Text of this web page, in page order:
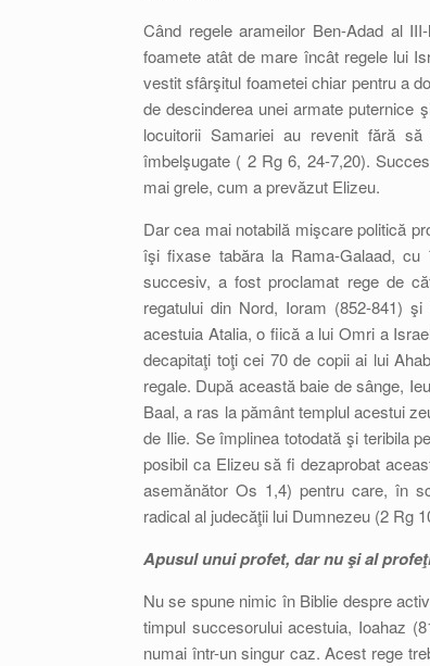
Când regele arameilor Ben-Adad al
foamete atât de mare încât regele lui
vestit sfârşitul foametei chiar pentru a
de descinderea unei armate puternice
locuitorii Samariei au revenit fără
îmbelşugate ( 2 Rg 6, 24-7,20).
mai grele, cum a prevăzut Elizeu.
Dar cea mai notabilă mişcare politică
îşi fixase tabăra la Rama-Galaad,
succesiv, a fost proclamat rege de
regatului din Nord, Ioram (852-841)
acestuia Atalia, o fiică a lui Omri a
decapitaţi toţi cei 70 de copii ai lui
regale. După această baie de sânge,
Baal, a ras la pământ templul acestui
de Ilie. Se împlinea totodată şi teribila
posibil ca Elizeu să fi dezaprobat
asemănător Os 1,4) pentru care, în
radical al judecăţii lui Dumnezeu (2 Rg
Apusul unui profet, dar nu şi al
Nu se spune nimic în Biblie despre
timpul succesorului acestuia, Ioahaz
numai într-un singur caz. Acest rege